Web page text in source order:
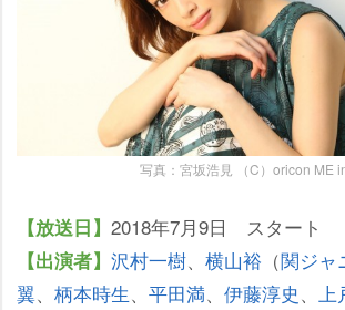
写真：宮坂浩見 （C）oricon ME
【放送日】 2018年7月9日 スタート
【出演者】 沢村一樹、 横山裕 （関ジャ
翼、 柄本時生、 平田満、 伊藤淳史、